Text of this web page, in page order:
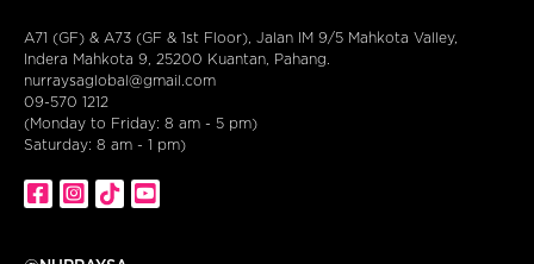
A71 (GF) & A73 (GF & 1st Floor), Jalan IM 9/5 Mahkota Valley,
Indera Mahkota 9, 25200 Kuantan, Pahang.
nurraysaglobal@gmail.com
09-570 1212
(Monday to Friday: 8 am - 5 pm)
Saturday: 8 am - 1 pm)